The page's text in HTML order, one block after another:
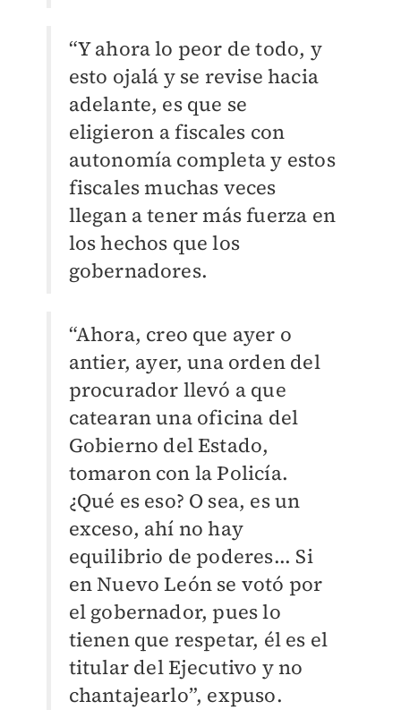
“Y ahora lo peor de todo, y
esto ojalá y se revise hacia
adelante, es que se
eligieron a fiscales con
autonomía completa y estos
fiscales muchas veces
llegan a tener más fuerza en
los hechos que los
gobernadores.
“Ahora, creo que ayer o
antier, ayer, una orden del
procurador llevó a que
catearan una oficina del
Gobierno del Estado,
tomaron con la Policía.
¿Qué es eso? O sea, es un
exceso, ahí no hay
equilibrio de poderes... Si
en Nuevo León se votó por
el gobernador, pues lo
tienen que respetar, él es el
titular del Ejecutivo y no
chantajearlo”, expuso.